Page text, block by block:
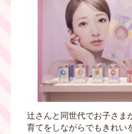
辻さんと同世代でお子さま
育てをしながらでもきれい